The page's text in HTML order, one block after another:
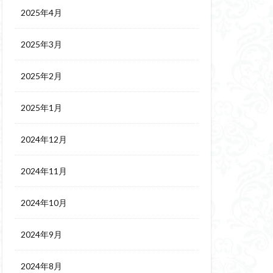
2025年4月
2025年3月
2025年2月
2025年1月
2024年12月
2024年11月
2024年10月
2024年9月
2024年8月